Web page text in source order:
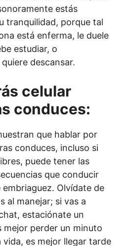
estás
tranquilidad, porque tal
está enferma, le duele
estudiar, o
descansar.
celular
conduces:
que hablar por
conduces, incluso si
puede tener las
que conducir
embriaguez. Olvídate de
al manejar; si vas a
estaciónate un
mejor perder un minuto
vida, es mejor llegar tarde